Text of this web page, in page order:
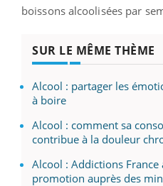
boissons alcoolisées par
SUR LE MÊME THÈME
Alcool : partager les
à boire
Alcool : comment sa
contribue à la douleur
Alcool : Addictions
promotion auprès des